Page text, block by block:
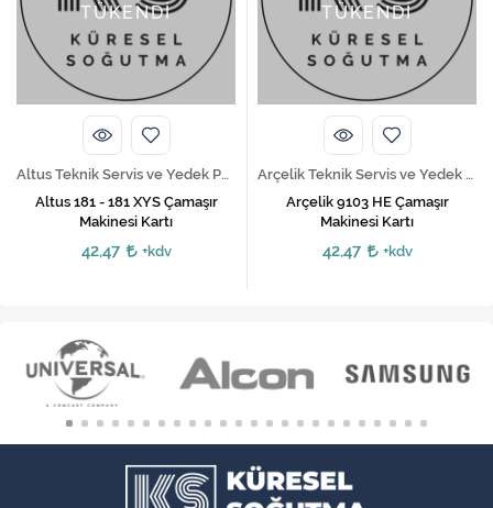
TÜKENDİ
Altus Teknik Servis ve Yedek Parça Hizmetleri
Altus 181 - 181 XYS Çamaşır
Makinesi Kartı
42,47 +kdv
TÜKENDİ
Arçelik Teknik Servis ve Yedek Parça Hizmetleri
Arçelik 9103 HE Çamaşır
Makinesi Kartı
42,47 +kdv